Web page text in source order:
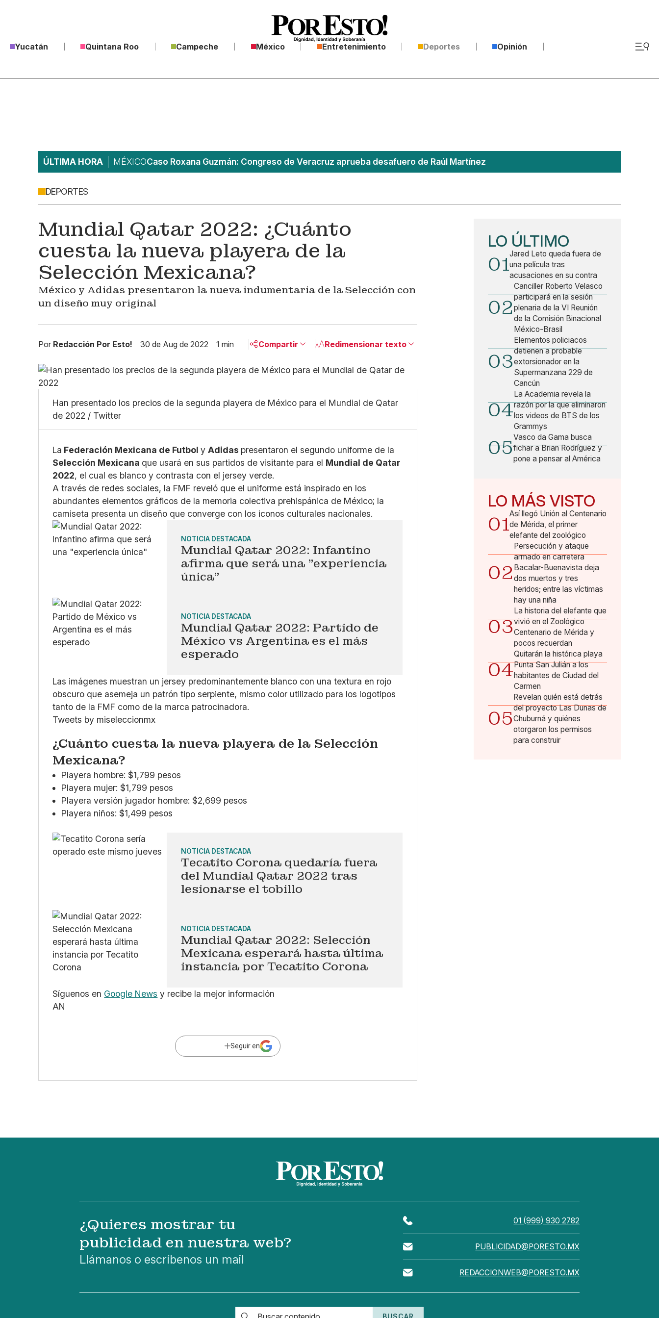
Yucatán Quintana Roo Campeche México Entretenimiento Deportes Opinión
ÚLTIMA HORA MÉXICOCaso Roxana Guzmán: Congreso de Veracruz aprueba desafuero de Raúl Martínez
DEPORTES
Mundial Qatar 2022: ¿Cuánto
cuesta la nueva playera de la
Selección Mexicana?
México y Adidas presentaron la nueva indumentaria de la Selección con
un diseño muy original
Por Redacción Por Esto! 30 de Aug de 2022 1 min Compartir
Linkedin
Whatsapp
Redimensionar texto
Pequeño
Han presentado los precios de la segunda playera de México para el Mundial de Qatar
de 2022 / Twitter
La Federación Mexicana de FutbolyAdidas presentaron el segundo uniforme de la
Selección Mexicana que usará en sus partidos de visitante para el Mundial de Qatar
2022, el cual es blanco y contrasta con el jersey verde.
A través de redes sociales, la FMF reveló que el uniforme está inspirado en los
abundantes elementos gráficos de la memoria colectiva prehispánica de México; la
camiseta presenta un diseño que converge con los iconos culturales nacionales.
NOTICIA DESTACADA
Mundial Qatar 2022: Infantino
afirma que será una "experiencia
única"
NOTICIA DESTACADA
Mundial Qatar 2022: Partido de
México vs Argentina es el más
esperado
Las imágenes muestran un jersey predominantemente blanco con una textura en rojo
obscuro que asemeja un patrón tipo serpiente, mismo color utilizado para los logotipos
tanto de la FMF como de la marca patrocinadora.
Tweets by miseleccionmx
¿Cuánto cuesta la nueva playera de la Selección
Mexicana?
Playera hombre: $1,799 pesos
Playera mujer: $1,799 pesos
Playera versión jugador hombre: $2,699 pesos
Playera niños: $1,499 pesos
NOTICIA DESTACADA
Tecatito Corona quedaría fuera
del Mundial Qatar 2022 tras
lesionarse el tobillo
NOTICIA DESTACADA
Mundial Qatar 2022: Selección
Mexicana esperará hasta última
instancia por Tecatito Corona
Síguenos en Google News y recibe la mejor información
AN
Seguir en
LO ÚLTIMO
01Jared Leto queda fuera de
una película tras
acusaciones en su contra
02
Canciller Roberto Velasco
participará en la sesión
plenaria de la VI Reunión
de la Comisión Binacional
México-Brasil
03
Elementos policiacos
detienen a probable
extorsionador en la
Supermanzana 229 de
Cancún
04
La Academia revela la
razón por la que eliminaron
los videos de BTS de los
Grammys
05Vasco da Gama busca
fichar a Brian Rodríguez y
pone a pensar al América
LO MÁS VISTO
01Así llegó Unión al Centenario
de Mérida, el primer
elefante del zoológico
02
Persecución y ataque
armado en carretera
Bacalar-Buenavista deja
dos muertos y tres
heridos; entre las víctimas
hay una niña
03
La historia del elefante que
vivió en el Zoológico
Centenario de Mérida y
pocos recuerdan
04
Quitarán la histórica playa
Punta San Julián a los
habitantes de Ciudad del
Carmen
05
Revelan quién está detrás
del proyecto Las Dunas de
Chuburná y quiénes
otorgaron los permisos
para construir
¿Quieres mostrar tu
publicidad en nuestra web?
Llámanos o escríbenos un mail
01 (999) 930 2782
PUBLICIDAD@PORESTO.MX
REDACCIONWEB@PORESTO.MX